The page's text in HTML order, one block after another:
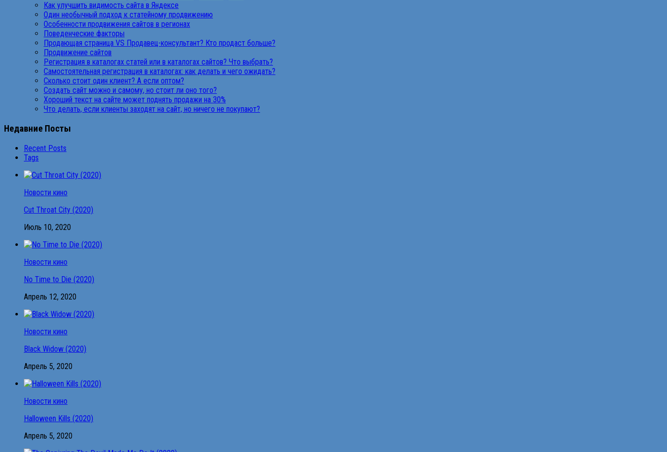
Как улучшить видимость сайта в Яндексе
Один необычный подход к статейному продвижению
Особенности продвижения сайтов в регионах
Поведенческие факторы
Продающая страница VS Продавец-консультант? Кто продаст больше?
Продвижение сайтов
Регистрация в каталогах статей или в каталогах сайтов? Что выбрать?
Самостоятельная регистрация в каталогах: как делать и чего ожидать?
Сколько стоит один клиент? А если оптом?
Создать сайт можно и самому, но стоит ли оно того?
Хороший текст на сайте может поднять продажи на 30%
Что делать, если клиенты заходят на сайт, но ничего не покупают?
Недавние Посты
Recent Posts
Tags
Новости кино
Cut Throat City (2020)
Июль 10, 2020
Новости кино
No Time to Die (2020)
Апрель 12, 2020
Новости кино
Black Widow (2020)
Апрель 5, 2020
Новости кино
Halloween Kills (2020)
Апрель 5, 2020